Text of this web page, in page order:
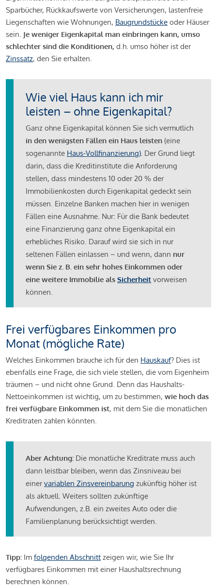
Sparbücher, Rückkaufswerte von Versicherungen, lastenfreie
Liegenschaften wie Wohnungen, Baugrundstücke oder Häuser
sein. Je weniger Eigenkapital man einbringen kann, umso
schlechter sind die Konditionen, d.h. umso höher ist der
Zinssatz, den Sie erhalten.
Wie viel Haus kann ich mir
leisten – ohne Eigenkapital?
Ganz ohne Eigenkapital können Sie sich vermutlich
in den wenigsten Fällen ein Haus leisten (eine
sogenannte Haus-Vollfinanzierung). Der Grund liegt
darin, dass die Kreditinstitute die Anforderung
stellen, dass mindestens 10 oder 20 % der
Immobilienkosten durch Eigenkapital gedeckt sein
müssen. Einzelne Banken machen hier in wenigen
Fällen eine Ausnahme. Nur: Für die Bank bedeutet
eine Finanzierung ganz ohne Eigenkapital ein
erhebliches Risiko. Darauf wird sie sich in nur
seltenen Fällen einlassen – und wenn, dann nur
wenn Sie z. B. ein sehr hohes Einkommen oder
eine weitere Immobilie als Sicherheit vorweisen
können.
Frei verfügbares Einkommen pro
Monat (mögliche Rate)
Welches Einkommen brauche ich für den Hauskauf? Dies ist
ebenfalls eine Frage, die sich viele stellen, die vom Eigenheim
träumen – und nicht ohne Grund. Denn das Haushalts-
Nettoeinkommen ist wichtig, um zu bestimmen, wie hoch das
frei verfügbare Einkommen ist, mit dem Sie die monatlichen
Kreditraten zahlen könnten.
Aber Achtung: Die monatliche Kreditrate muss auch
dann leistbar bleiben, wenn das Zinsniveau bei
einervariablen Zinsvereinbarung zukünftig höher ist
als aktuell. Weiters sollten zukünftige
Aufwendungen, z.B. ein zweites Auto oder die
Familienplanung berücksichtigt werden.
Tipp: Im folgenden Abschnitt zeigen wir, wie Sie Ihr
verfügbares Einkommen mit einer Haushaltsrechnung
berechnen können.